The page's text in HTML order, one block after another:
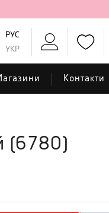
РУС
УКР
Контакти
(6780 )